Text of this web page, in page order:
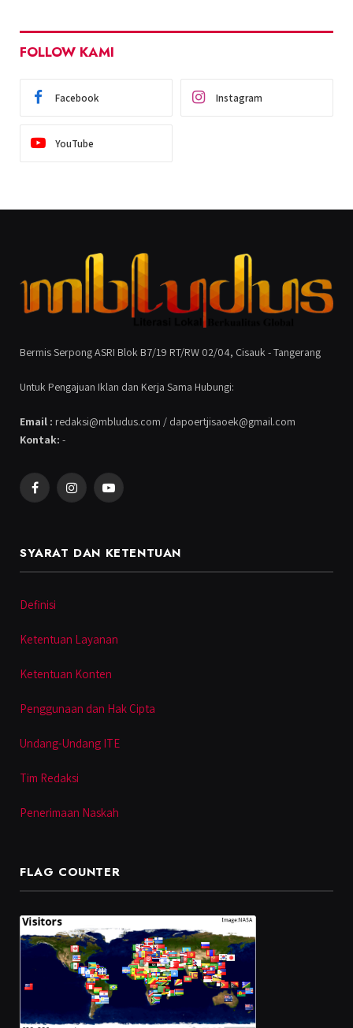
FOLLOW KAMI
Facebook Instagram
YouTube
Bermis Serpong ASRI Blok B7/19 RT/RW 02/04, Cisauk - Tangerang
Untuk Pengajuan Iklan dan Kerja Sama Hubungi:
Email : redaksi@mbludus.com / dapoertjisaoek@gmail.com
Kontak: -
FacebookInstagramYouTube
SYARAT DAN KETENTUAN
Definisi
Ketentuan Layanan
Ketentuan Konten
Penggunaan dan Hak Cipta
Undang-Undang ITE
Tim Redaksi
Penerimaan Naskah
FLAG COUNTER